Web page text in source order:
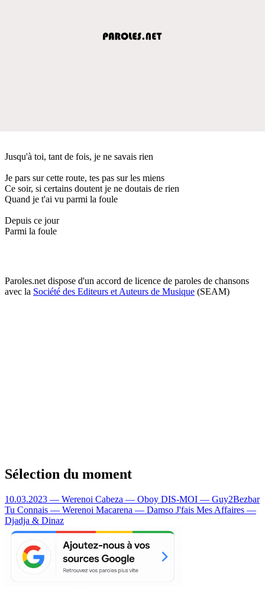
Jusqu'à toi, tant de fois, je ne savais rien
Je pars sur cette route, tes pas sur les miens
Ce soir, si certains doutent je ne doutais de rien
Quand je t'ai vu parmi la foule
Depuis ce jour
Parmi la foule
Paroles.net dispose d'un accord de licence de paroles de chansons
avec la Société des Editeurs et Auteurs de Musique (SEAM)
Sélection du moment
10.03.2023 — Werenoi Cabeza — Oboy DIS-MOI — Guy2Bezbar
Tu Connais — Werenoi Macarena — Damso J'fais Mes Affaires —
Djadja & Dinaz